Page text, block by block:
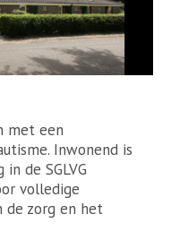
met een
Inwonend is
de SGLVG
volledige
de zorg en het